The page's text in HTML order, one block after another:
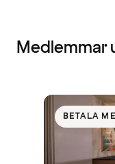
Medlemmar
BETALA